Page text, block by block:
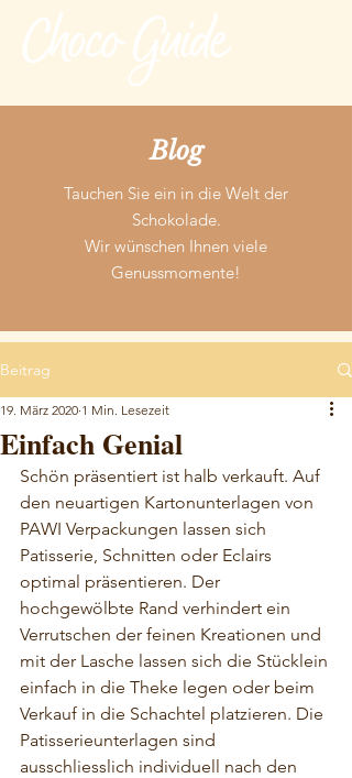
Blog
Tauchen Sie ein in die Welt der
Schokolade.
Wir wünschen Ihnen viele
Genussmomente!
Beitrag
Einfach Genial
19. März 2020 1 Min. Lesezeit
Schön präsentiert ist halb verkauft. Auf
den neuartigen Kartonunterlagen von
PAWI Verpackungen lassen sich
Patisserie, Schnitten oder Eclairs
optimal präsentieren. Der
hochgewölbte Rand verhindert ein
Verrutschen der feinen Kreationen und
mit der Lasche lassen sich die Stücklein
einfach in die Theke legen oder beim
Verkauf in die Schachtel platzieren. Die
Patisserieunterlagen sind
ausschliesslich individuell nach den